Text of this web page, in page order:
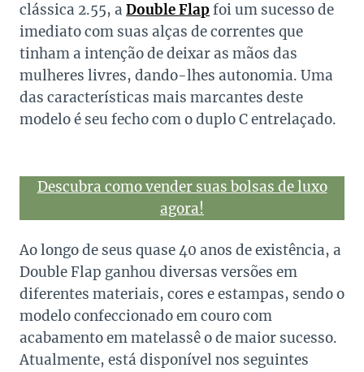
clássica 2.55, a Double Flapfoi um sucesso de
imediato com suas alças de correntes que
tinham a intenção de deixar as mãos das
mulheres livres, dando-lhes autonomia. Uma
das características mais marcantes deste
modelo é seu fecho com o duplo C entrelaçado.
Descubra como vender suas bolsas de luxo
agora!
Ao longo de seus quase 40 anos de existência, a
Double Flap ganhou diversas versões em
diferentes materiais, cores e estampas, sendo o
modelo confeccionado em couro com
acabamento em matelassê o de maior sucesso.
Atualmente, está disponível nos seguintes